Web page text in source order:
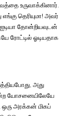
உருவாக்கினார்.
தெரியுமா! அவர்
தோன்றியவுடன்
ரோட்டில் ஓடியதாக
அது
யோசனையிலேயே
ஒரு அரக்கன் மிகப்